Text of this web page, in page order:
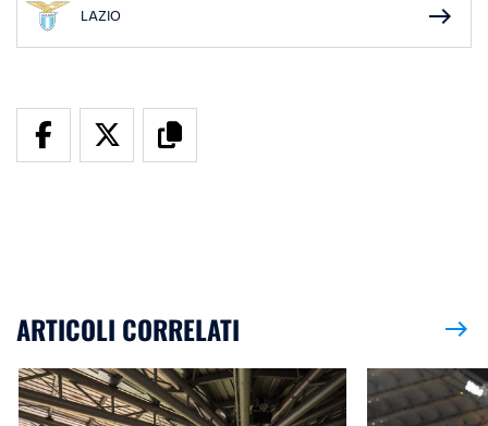
LAZIO east
ARTICOLI CORRELATI east